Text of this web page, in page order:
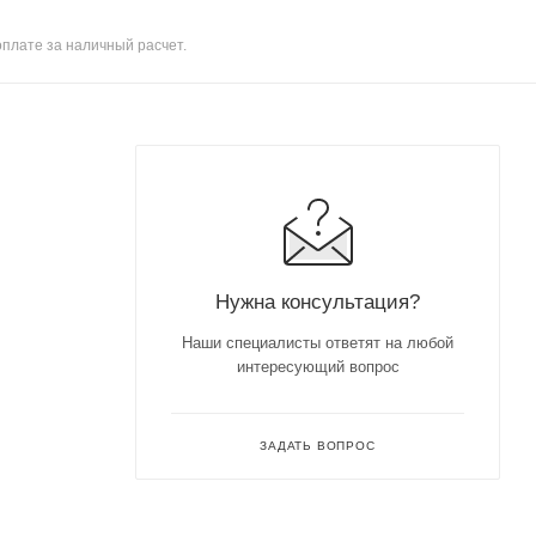
за наличный расчет.
Нужна консультация?
Наши специалисты ответят на любой
интересующий вопрос
ЗАДАТЬ ВОПРОС